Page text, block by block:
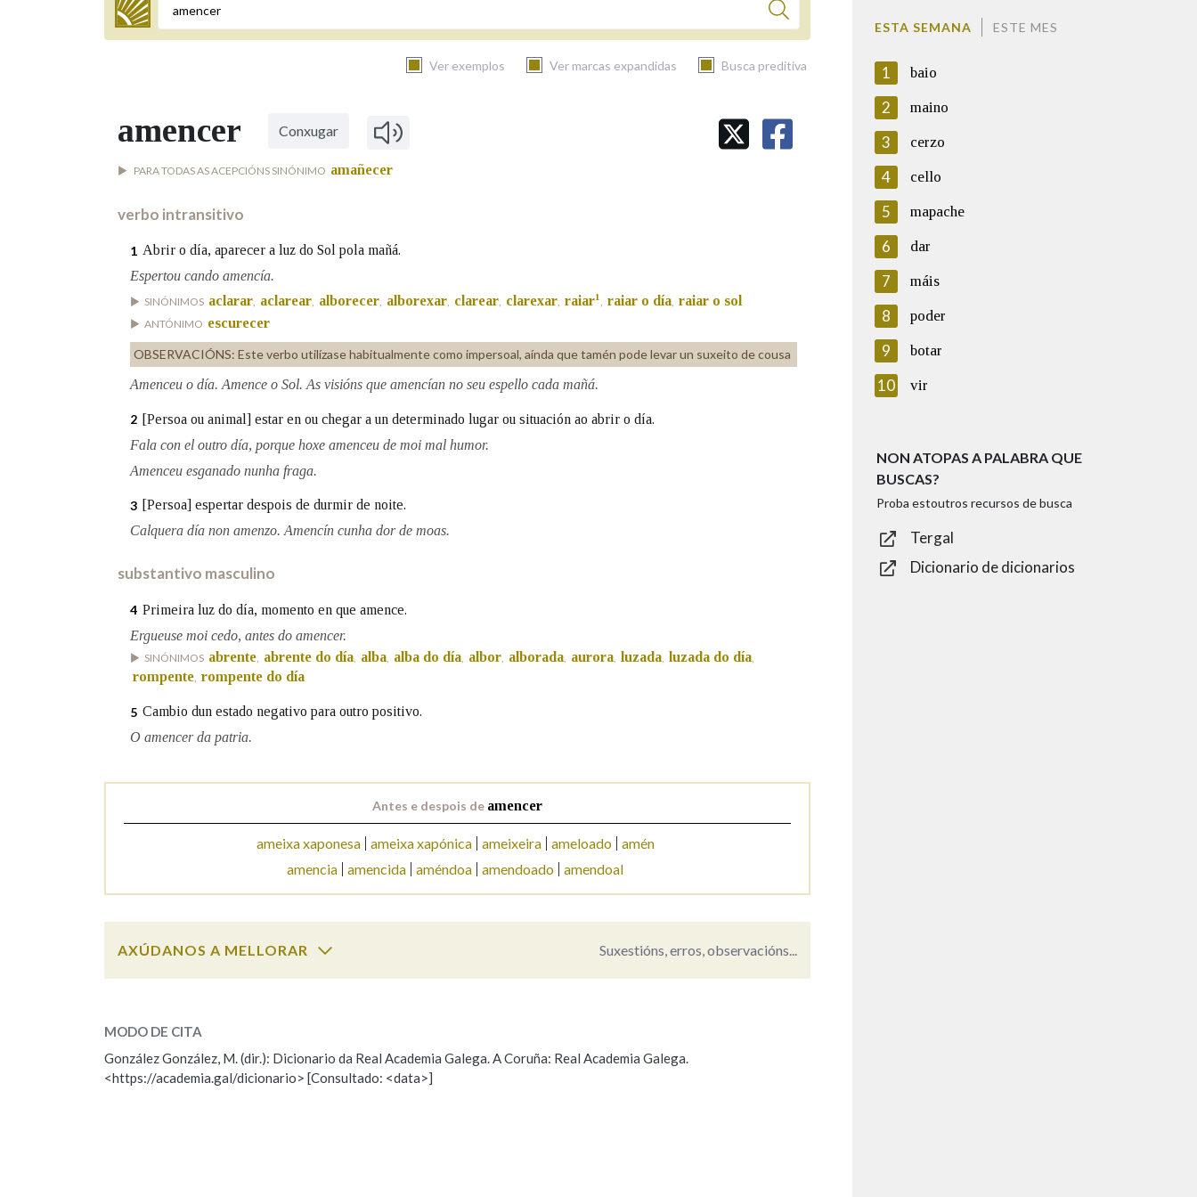
Termo a buscar
Ver exemplos Ver marcas expandidas Busca preditiva
BUSCAR NOS LEMAS
Comeza por
Remata por
Contén
OUTRAS OPCIÓNS DE BUSCA
Marcas gramaticais
AXUDA NA BUSCA
amencer Conxugar
PARA TODAS AS ACEPCIÓNS SINÓNIMO amañecer
verbo intransitivo
1 Abrir o día, aparecer a luz do Sol pola mañá.
Espertou cando amencía.
SINÓNIMOS aclarar, aclarear, alborecer, alborexar, clarear, clarexar, raiar1, raiar o día, raiar o sol
ANTÓNIMO escurecer
OBSERVACIÓNS: Este verbo utilízase habitualmente como impersoal, aínda que tamén pode levar un suxeito de cousa
Amenceu o día. Amence o Sol. As visións que amencían no seu espello cada mañá.
2 [Persoa ou animal] estar en ou chegar a un determinado lugar ou situación ao abrir o día.
Fala con el outro día, porque hoxe amenceu de moi mal humor.
Amenceu esganado nunha fraga.
3 [Persoa] espertar despois de durmir de noite.
Calquera día non amenzo. Amencín cunha dor de moas.
substantivo masculino
4 Primeira luz do día, momento en que amence.
Ergueuse moi cedo, antes do amencer.
SINÓNIMOS abrente abrente do día alba alba do día albor alborada aurora luzada luzada do día
rompente rompente do día
5 Cambio dun estado negativo para outro positivo.
O amencer da patria.
Antes e despois de amencer
ameixa xaponesa ameixa xapónica ameixeira ameloado
amén
amencia amencida améndoa amendoado amendoal
AXÚDANOS A MELLORAR Suxestións, erros, observacións...
ESCOLLE UNHA OPCIÓN:
Observación Hai un erro na palabra Propoño mellorar a definición
MODO DE CITA
González González, M. (dir.): Dicionario da Real Academia Galega. A Coruña: Real Academia Galega.
<https://academia.gal/dicionario> [Consultado: <data>]
ESTA SEMANA ESTE MES
1 baio
2 maino
3 cerzo
4 cello
5 mapache
6 dar
7 máis
8 poder
9 botar
10 vir
NON ATOPAS A PALABRA QUE
BUSCAS?
Proba estoutros recursos de busca
Tergal
Dicionario de dicionarios